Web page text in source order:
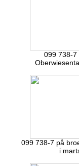
099 738-7
099 738-7 på
i